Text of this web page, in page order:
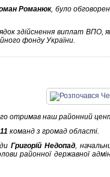
Романюк, було
здійснення виплат ВПО,
фонду України.
отримав наш районний
11 команд з громад області.
Григорій Недопад,
районної державної